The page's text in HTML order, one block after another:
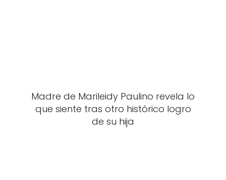
Madre de Marileidy Paulino revela lo
que siente tras otro histórico logro
de su hija